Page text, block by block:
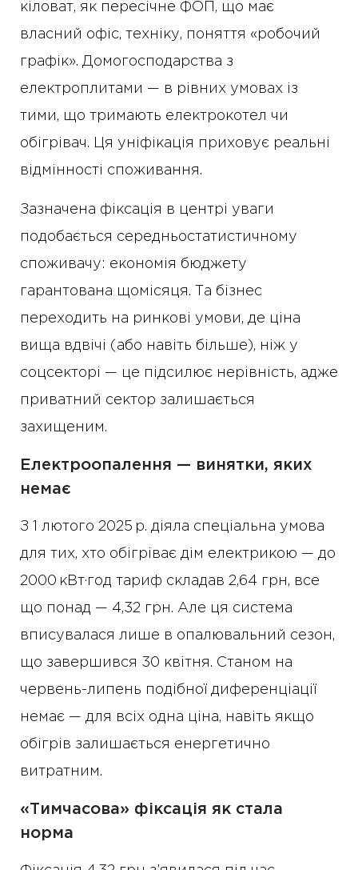
кіловат, як пересічне ФОП, що має
власний офіс, техніку, поняття «робочий
графік». Домогосподарства з
електроплитами — в рівних умовах із
тими, що тримають електрокотел чи
обігрівач. Ця уніфікація приховує реальні
відмінності споживання.
Зазначена фіксація в центрі уваги
подобається середньостатистичному
споживачу: економія бюджету
гарантована щомісяця. Та бізнес
переходить на ринкові умови, де ціна
вища вдвічі (або навіть більше), ніж у
соцсекторі — це підсилює нерівність, адже
приватний сектор залишається
захищеним.
Електроопалення — винятки, яких
немає
З 1 лютого 2025 р. діяла спеціальна умова
для тих, хто обігріває дім електрикою — до
2000 кВт·год тариф складав 2,64 грн, все
що понад — 4,32 грн. Але ця система
вписувалася лише в опалювальний сезон,
що завершився 30 квітня. Станом на
червень-липень подібної диференціації
немає — для всіх одна ціна, навіть якщо
обігрів залишається енергетично
витратним.
«Тимчасова» фіксація як стала
норма